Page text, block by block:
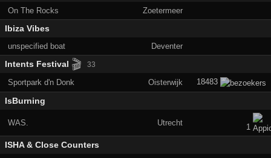
On The Rocks Zoetermeer
Ibiza Vibes
unspecified boat Deventer
Intents Festival 🎬 33
Sportpark d'n Donk Oisterwijk 18483
IsBurning
WAS. Utrecht 1
ISHA & Close Counters